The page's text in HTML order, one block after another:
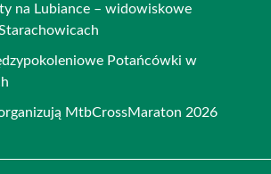
na Lubiance – widowiskowe
Potańcówki w
MtbCrossMaraton 2026